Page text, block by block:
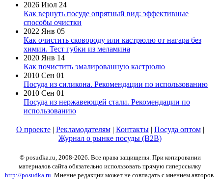
2026 Июл 24
Как вернуть посуде опрятный вид: эффективные
способы очистки
2022 Янв 05
Как очистить сковороду или кастрюлю от нагара без
химии. Тест губки из меламина
2020 Янв 14
Как почистить эмалированную кастрюлю
2010 Сен 01
Посуда из силикона. Рекомендации по использованию
2010 Сен 01
Посуда из нержавеющей стали. Рекомендации по
использованию
О проекте| Рекламодателям| Контакты| Посуда оптом|
Журнал о рынке посуды (B2B)
© posudka.ru, 2008-2026. Все права защищены. При копировании
материалов сайта обязательно использовать прямую гиперссылку
http://posudka.ru. Мнение редакции может не совпадать с мнением авторов.